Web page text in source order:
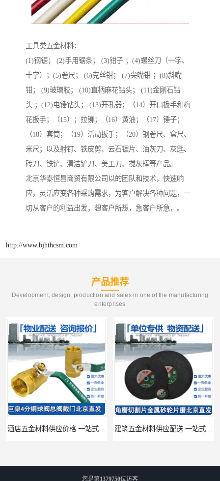
工具类五金材料：
(1)钢锯； (2)手用锯条； (3)钳子 ；(4)螺丝刀（一字、
十字）；(5)卷尺； (6)克丝钳； (7)尖嘴钳 ；(8)斜嘴
钳； (9)玻璃胶； (10)直柄麻花钻头； (11)金刚石钻
头 ；(12)电锤钻头； (13)开孔器；（14）开口扳手和梅
花扳手；（15）；拉铆；（16）黄油；（17）锤子；
（18）套筒；（19）活动扳手；（20）钢卷尺、盒尺、
米尺；以及射钉、铁皮剪、云石锯片、油灰刀、灰匙、
砖刀、铁铲、清洁铲刀、美工刀、搅灰棒等产品。
北京华泰恒昌商贸有限公司以的团队和技术，快速响
应，灵活应变各种采购需求，为客户解决各种问题，一
切从客户的利益出发，想客户所想，急客户所急，。
http://www.bjhthcsm.com
产品推荐
Development, design, production and sales in one of the manufacturing
enterprises
您是第1379750位访客